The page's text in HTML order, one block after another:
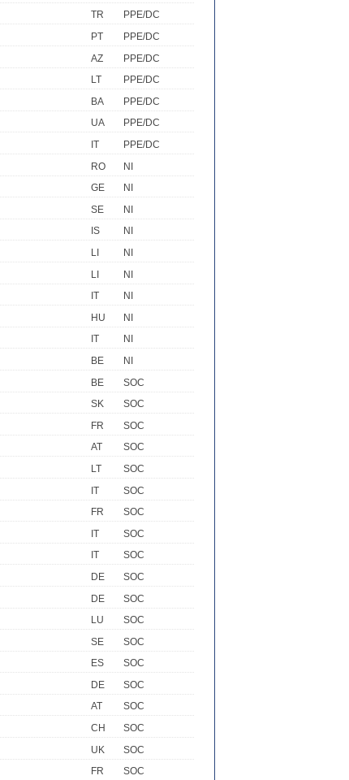
TR
PPE/DC
PT
PPE/DC
AZ
PPE/DC
LT
PPE/DC
BA
PPE/DC
UA
PPE/DC
IT
PPE/DC
RO
NI
GE
NI
SE
NI
IS
NI
LI
NI
LI
NI
IT
NI
HU
NI
IT
NI
BE
NI
BE
SOC
SK
SOC
FR
SOC
AT
SOC
LT
SOC
IT
SOC
FR
SOC
IT
SOC
IT
SOC
DE
SOC
DE
SOC
LU
SOC
SE
SOC
ES
SOC
DE
SOC
AT
SOC
CH
SOC
UK
SOC
FR SOC